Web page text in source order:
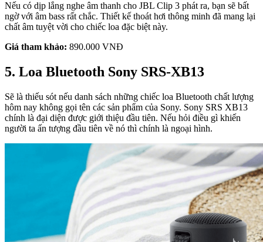
Nếu có dịp lắng nghe âm thanh cho JBL Clip 3 phát ra, bạn sẽ bất
ngờ với âm bass rất chắc. Thiết kế thoát hơi thông minh đã mang lại
chất âm tuyệt vời cho chiếc loa đặc biệt này.
Giá tham khảo: 890.000 VNĐ
5. Loa Bluetooth Sony SRS-XB13
Sẽ là thiếu sót nếu danh sách những chiếc loa Bluetooth chất lượng
hôm nay không gọi tên các sản phẩm của Sony. Sony SRS XB13
chính là đại diện được giới thiệu đầu tiên. Nếu hỏi điều gì khiến
người ta ấn tượng đầu tiên về nó thì chính là ngoại hình.